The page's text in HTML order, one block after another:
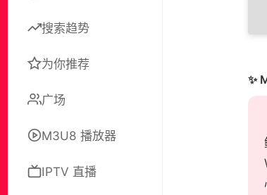
搜索趋势
为你推荐
广场
M3U8 播放器
IPTV 直播
✨